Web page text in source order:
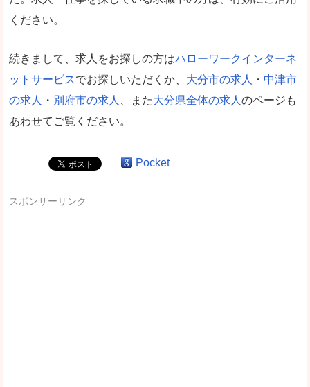
ください。
続きまして、求人をお探しの方はハローワークインターネ
ットサービスでお探しいただくか、 大分市の求人 ・ 中津市
の求人
・ 別府市の求人 、また大分県全体の求人 のページも
あわせてご覧ください。
Pocket
スポンサーリンク